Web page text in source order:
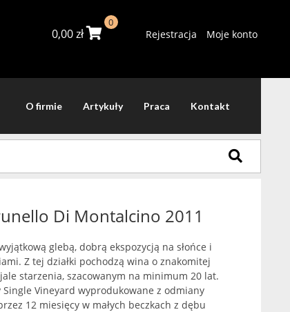
0,00zł
0
Rejestracja Moje konto
O firmie Artykuły Praca Kontakt
Di Montalcino 2011
glebą, dobrą ekspozycją na słońce i
Z tej działki pochodzą wina o znakomitej
starzenia, szacowanym na minimum 20 lat.
Single Vineyard wyprodukowane z odmiany
12 miesięcy w małych beczkach z dębu